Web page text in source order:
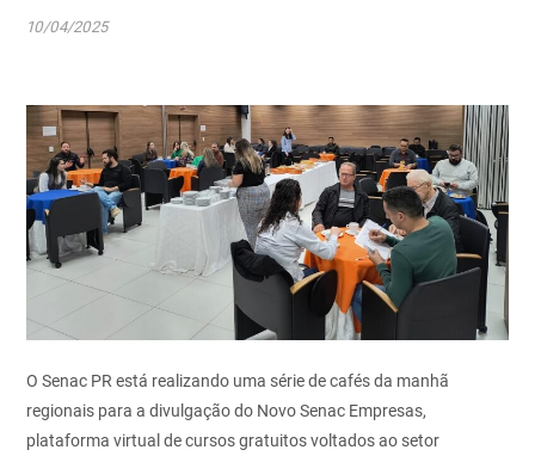
10/04/2025
O Senac PR está realizando uma série de cafés da manhã
regionais para a divulgação do Novo Senac Empresas,
plataforma virtual de cursos gratuitos voltados ao setor